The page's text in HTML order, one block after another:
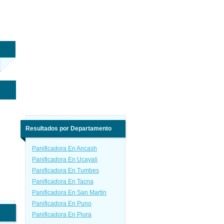
Resultados por Departamento
Panificadora En Ancash
Panificadora En Ucayali
Panificadora En Tumbes
Panificadora En Tacna
Panificadora En San Martin
Panificadora En Puno
Panificadora En Piura